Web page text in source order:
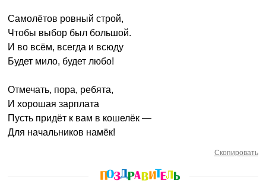
Самолётов ровный строй,
Чтобы выбор был большой.
И во всём, всегда и всюду
Будет мило, будет любо!
Отмечать, пора, ребята,
И хорошая зарплата
Пусть придёт к вам в кошелёк —
Для начальников намёк!
Скопировать